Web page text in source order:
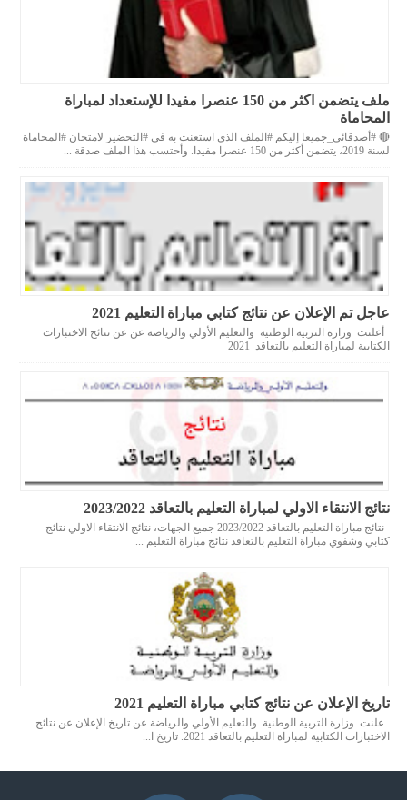
ملف يتضمن اكثر من 150 عنصرا مفيدا للإستعداد لمباراة
المحاماة
🔴 #أصدقائي_جميعا إليكم #الملف الذي استعنت به في #التحضير لامتحان #المحاماة
لسنة 2019، يتضمن أكثر من 150 عنصرا مفيدا. وأحتسب هذا الملف صدقة ...
عاجل تم الإعلان عن نتائج كتابي مباراة التعليم 2021
أعلنت وزارة التربية الوطنية والتعليم الأولي والرياضة عن عن نتائج الاختبارات
الكتابية لمباراة التعليم بالتعاقد 2021
نتائج الانتقاء الاولي لمباراة التعليم بالتعاقد 2023/2022
نتائج مباراة التعليم بالتعاقد 2023/2022 جميع الجهات، نتائج الانتقاء الاولي نتائج
كتابي وشفوي مباراة التعليم بالتعاقد نتائج مباراة التعليم ...
تاريخ الإعلان عن نتائج كتابي مباراة التعليم 2021
علنت وزارة التربية الوطنية والتعليم الأولي والرياضة عن تاريخ الإعلان عن نتائج
الاختبارات الكتابية لمباراة التعليم بالتعاقد 2021. تاريخ ا...